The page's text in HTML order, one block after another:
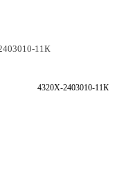
11К
4320Х-2403010-11К